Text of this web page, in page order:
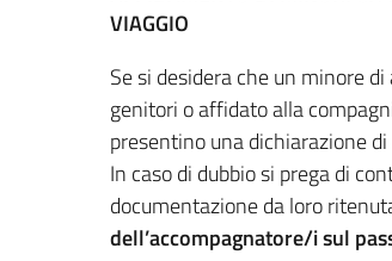
VIAGGIO
Se si desidera che un minore
genitori o affidato alla
presentino una dichiarazione
In caso di dubbio si prega di
documentazione da loro
dell’accompagnatore/i sul